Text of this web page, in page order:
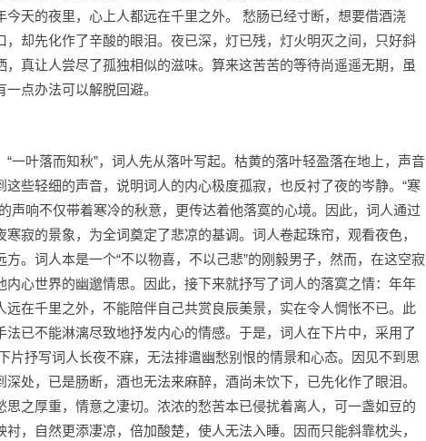
天的夜里，心上人都远在千里之外。 愁肠已经寸断，想要借酒浇
却先化作了辛酸的眼泪。夜已深，灯已残，灯火明灭之间，只好斜
真让人尝尽了孤独相似的滋味。算来这苦苦的等待尚遥遥无期，虽
点办法可以解脱回避。
叶落而知秋”，词人先从落叶写起。枯黄的落叶轻盈落在地上，声音
些轻细的声音，说明词人的内心极度孤寂，也反衬了夜的岑静。“寒
声响不仅带着寒冷的秋意，更传达着他落寞的心境。因此，词人通过
寂的景象，为全词奠定了悲凉的基调。词人卷起珠帘，观看夜色，
。词人本是一个“不以物喜，不以己悲”的刚毅男子，然而，在这空寂
心世界的幽邈情思。因此，接下来就抒写了词人的落寞之情：年年
在千里之外，不能陪伴自己共赏良辰美景，实在令人惆怅不已。此
已不能淋漓尽致地抒发内心的情感。于是，词人在下片中，采用了
写词人长夜不寐，无法排遣幽愁别恨的情景和心态。因见不到思
处，已是肠断，酒也无法来麻醉，酒尚未饮下，已先化作了眼泪。
思之厚重，情意之凄切。浓浓的愁苦本已侵扰着离人，可一盏如豆的
，自然更添凄凉，倍加酸楚，使人无法入睡。因而只能斜靠枕头，